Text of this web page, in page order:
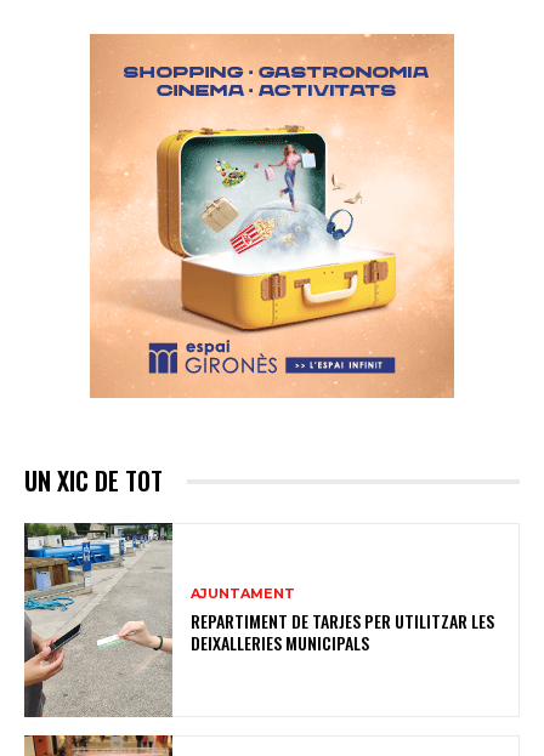
UN XIC DE TOT
AJUNTAMENT
REPARTIMENT DE TARJES PER UTILITZAR LES
DEIXALLERIES MUNICIPALS